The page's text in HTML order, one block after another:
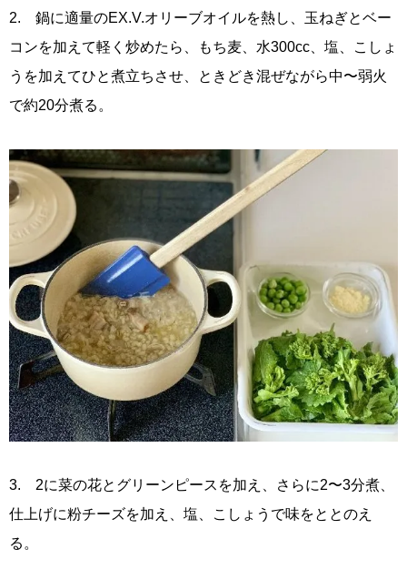
2. 鍋に適量のEX.V.オリーブオイルを熱し、玉ねぎとベー
コンを加えて軽く炒めたら、もち麦、水300cc、塩、こしょ
うを加えてひと煮立ちさせ、ときどき混ぜながら中〜弱火
で約20分煮る。
3. 2に菜の花とグリーンピースを加え、さらに2〜3分煮、
仕上げに粉チーズを加え、塩、こしょうで味をととのえ
る。